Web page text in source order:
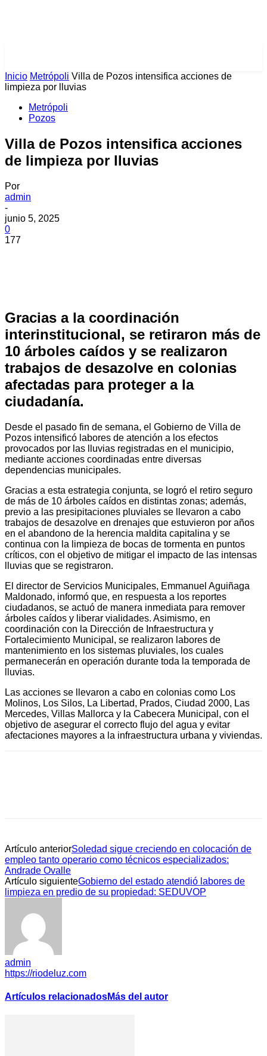
Inicio Metrópoli Villa de Pozos intensifica acciones de
limpieza por lluvias
Metrópoli
Pozos
Villa de Pozos intensifica acciones
de limpieza por lluvias
Por
admin
-
junio 5, 2025
0
177
Gracias a la coordinación
interinstitucional, se retiraron más de
10 árboles caídos y se realizaron
trabajos de desazolve en colonias
afectadas para proteger a la
ciudadanía.
Desde el pasado fin de semana, el Gobierno de Villa de
Pozos intensificó labores de atención a los efectos
provocados por las lluvias registradas en el municipio,
mediante acciones coordinadas entre diversas
dependencias municipales.
Gracias a esta estrategia conjunta, se logró el retiro seguro
de más de 10 árboles caídos en distintas zonas; además,
previo a las presipitaciones pluviales se llevaron a cabo
trabajos de desazolve en drenajes que estuvieron por años
en el abandono de la herencia maldita capitalina y se
continua con la limpieza de bocas de tormenta en puntos
críticos, con el objetivo de mitigar el impacto de las intensas
lluvias que se registraron.
El director de Servicios Municipales, Emmanuel Aguiñaga
Maldonado, informó que, en respuesta a los reportes
ciudadanos, se actuó de manera inmediata para remover
árboles caídos y liberar vialidades. Asimismo, en
coordinación con la Dirección de Infraestructura y
Fortalecimiento Municipal, se realizaron labores de
mantenimiento en los sistemas pluviales, los cuales
permanecerán en operación durante toda la temporada de
lluvias.
Las acciones se llevaron a cabo en colonias como Los
Molinos, Los Silos, La Libertad, Prados, Ciudad 2000, Las
Mercedes, Villas Mallorca y la Cabecera Municipal, con el
objetivo de asegurar el correcto flujo del agua y evitar
afectaciones mayores a la infraestructura urbana y viviendas.
Artículo anteriorSoledad sigue creciendo en colocación de
empleo tanto operario como técnicos especializados:
Andrade Ovalle
Artículo siguienteGobierno del estado atendió labores de
limpieza en predio de su propiedad: SEDUVOP
admin
https://riodeluz.com
Artículos relacionadosMás del autor